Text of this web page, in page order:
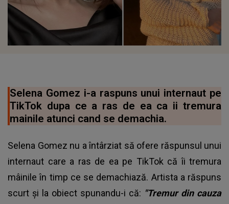
Selena Gomez i-a raspuns unui internaut pe
TikTok dupa ce a ras de ea ca ii tremura
mainile atunci cand se demachia.
Selena Gomez nu a întârziat să ofere răspunsul unui
internaut care a ras de ea pe TikTok că îi tremura
mâinile în timp ce se demachiază. Artista a răspuns
scurt și la obiect spunandu-i că: "Tremur din cauza